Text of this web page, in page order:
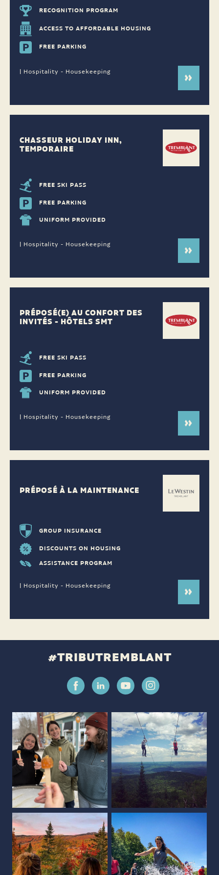
RECOGNITION PROGRAM
ACCESS TO AFFORDABLE HOUSING
FREE PARKING
| Hospitality - Housekeeping
CHASSEUR HOLIDAY INN,
TEMPORAIRE
FREE SKI PASS
FREE PARKING
UNIFORM PROVIDED
| Hospitality - Housekeeping
PRÉPOSÉ(E) AU CONFORT DES
INVITÉS - HÔTELS SMT
FREE SKI PASS
FREE PARKING
UNIFORM PROVIDED
| Hospitality - Housekeeping
PRÉPOSÉ À LA MAINTENANCE
GROUP INSURANCE
DISCOUNTS ON HOUSING
ASSISTANCE PROGRAM
| Hospitality - Housekeeping
#TRIBUTREMBLANT